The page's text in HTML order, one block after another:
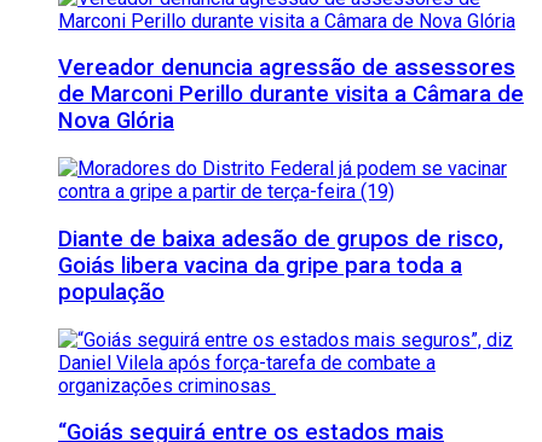
Vereador denuncia agressão de assessores
de Marconi Perillo durante visita a Câmara de
Nova Glória
Diante de baixa adesão de grupos de risco,
Goiás libera vacina da gripe para toda a
população
“Goiás seguirá entre os estados mais